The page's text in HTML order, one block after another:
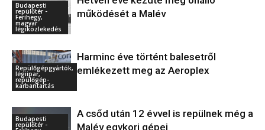
Budapesti
repülőtér -
Ferihegy,
magyar
légiközlekedés
működését a Malév
Repülőgépgyártók,
légiipar,
repülőgép-
karbantartás
Harminc éve történt balesetről
emlékezett meg az Aeroplex
Budapesti
repülőtér -
A csőd után 12 évvel is repülnek még a
Malév egykori gépei